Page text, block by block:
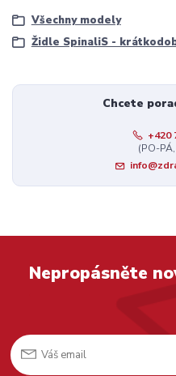
Všechny modely
Židle SpinaliS -
Chcete
+420
(PO-
Nepropásněte